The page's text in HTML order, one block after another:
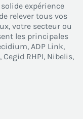
expérience
relever tous vos
votre secteur ou
les principales
ADP Link,
Cegid RHPI, Nibelis,